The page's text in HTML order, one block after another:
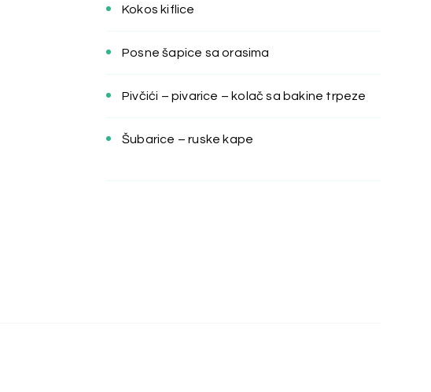
Kokos kiflice
Posne šapice sa orasima
Pivčići – pivarice – kolač sa bakine trpeze
Šubarice – ruske kape